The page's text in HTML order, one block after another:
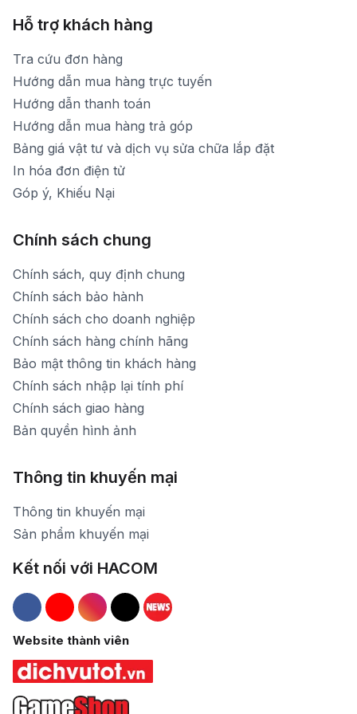
Hỗ trợ khách hàng
Tra cứu đơn hàng
Hướng dẫn mua hàng trực tuyến
Hướng dẫn thanh toán
Hướng dẫn mua hàng trả góp
Bảng giá vật tư và dịch vụ sửa chữa lắp đặt
In hóa đơn điện tử
Góp ý, Khiếu Nại
Chính sách chung
Chính sách, quy định chung
Chính sách bảo hành
Chính sách cho doanh nghiệp
Chính sách hàng chính hãng
Bảo mật thông tin khách hàng
Chính sách nhập lại tính phí
Chính sách giao hàng
Bản quyền hình ảnh
Thông tin khuyến mại
Thông tin khuyến mại
Sản phẩm khuyến mại
Kết nối với HACOM
Hacom Facebook
Hacom YouTube
Hacom Instagram
Hacom TikTok
Website thành viên